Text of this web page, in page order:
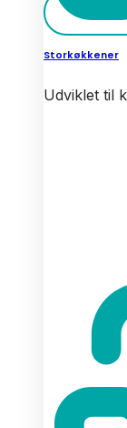
Storkøkkener
Udviklet til